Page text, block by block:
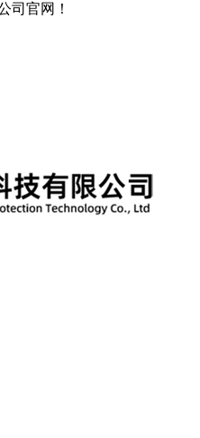
司官网！